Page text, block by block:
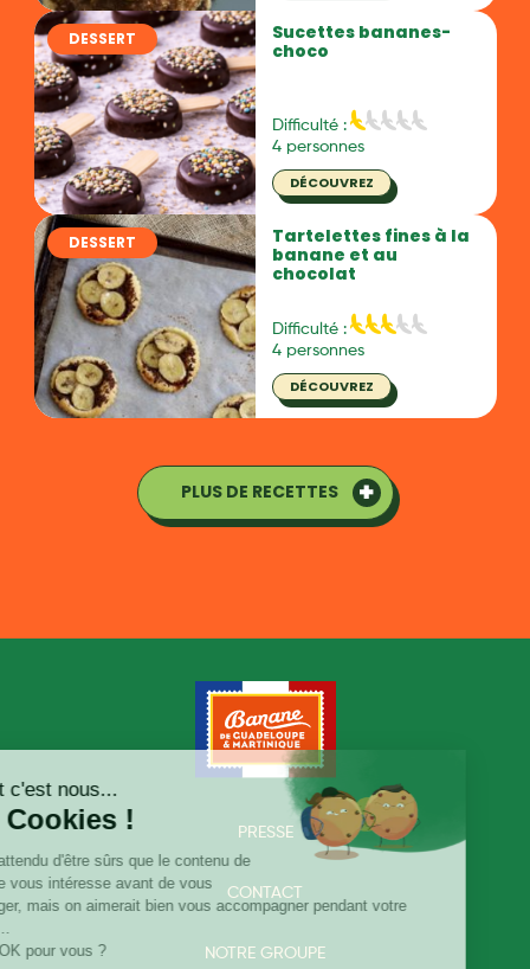
DESSERT
Sucettes bananes-
choco
Difficulté :
4 personnes
DÉCOUVREZ
DESSERT
Tartelettes fines à la
banane et au
chocolat
Difficulté :
4 personnes
DÉCOUVREZ
PLUS DE RECETTES
PRESSE
CONTACT
NOTRE GROUPE